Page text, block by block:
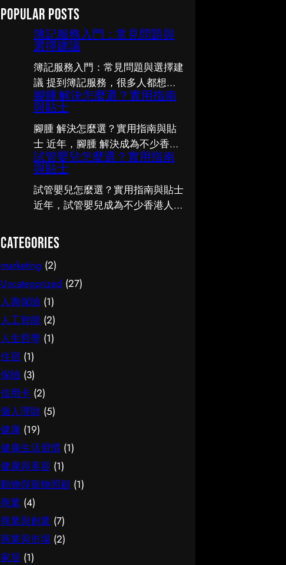
r
Popular Posts
簿記服務入門：常見問題與
選擇建議
簿記服務入門：常見問題與選擇建
議 提到簿記服務，很多人都想了
解多一點，卻不知從何入手。市面
上資訊繁多，真假難辨。以下整理
了幾個值得留意的重點，希望能幫
助你更清晰地掌握簿記服務的相關
知識。 事前要留意甚麼 在做決定
之前，有幾點值得特別留意。首
先，每個人的情況不盡相同，適合
別人的未必適合自己；其次，資訊
疑問，諮詢相關範疇的專業人士，
往往能得到更貼合個人需要的建
議。 聰明選擇的方法 幾個簡單的
方法，能幫你少走冤枉路：先設定
清晰的目標與預算、收集足夠的資
料再比較，以及保留彈性以應對變
化。把這些習慣養成，做選擇時自
然更得心應手。 因應需要選擇 不
同的情境，對簿記服務的要求也不
一樣。先想清楚自己最常遇到的情
況與優先考量，再作選擇，就能避
免買了用不上、或選了不合適的尷
尬，讓每一分付出都用得其所。
如何選擇 在考慮簿記服務時，建
議從自己的實際需要出發，比較不
同選擇的特點與條件，而非單看價
錢或表面資訊。多參考可靠來源、
細閱詳情，有助找到最切合需要的
方案。想進一步了解相關資訊，可
以參考簿記服務，當中有更詳細的
介紹。 簿記服務是甚麼 要真正掌
握簿記服務，第一步是建立正確的
腳腫 解決怎麼選？實用指南
與貼士
腳腫 解決怎麼選？實用指南與貼
士 近年，腳腫 解決成為不少香港
人關注的話題。無論是出於實際需
要還是興趣，先對它有基本認識，
都有助我們作出更明智的決定。這
篇文章會從不同角度，和大家分享
重要性 認真了解腳腫 解決的好處
顯而易見：當你清楚自己面對的選
擇與條件，便更容易避開常見的陷
阱，把時間與資源花在真正合適的
地方，這也是做足功課的價值所
在。 事前要留意甚麼 在做決定之
前，有幾點值得特別留意。首先，
每個人的情況不盡相同，適合別人
的未必適合自己；其次，資訊來源
是否可靠同樣關鍵。如有任何疑
問，諮詢相關範疇的專業人士，往
往能得到更貼合個人需要的建議。
聰明選擇的方法 幾個簡單的方
法，能幫你少走冤枉路：先設定清
晰的目標與預算、收集足夠的資料
再比較，以及保留彈性以應對變
化。把這些習慣養成，做選擇時自
然更得心應手。 因應需要選擇 不
同的情境，對腳腫 解決的要求也
不一樣。先想清楚自己最常遇到的
情況與優先考量，再作選擇，就能
避免買了用不上、或選了不合適的
試管嬰兒怎麼選？實用指南
與貼士
試管嬰兒怎麼選？實用指南與貼士
近年，試管嬰兒成為不少香港人關
是興趣，先對它有基本認識，都有
助我們作出更明智的決定。這篇文
章會從不同角度，和大家分享關於
試管嬰兒的實用資訊。 它的重要
性 認真了解試管嬰兒的好處顯而
易見：當你清楚自己面對的選擇與
條件，便更容易避開常見的陷阱，
把時間與資源花在真正合適的地
方，這也是做足功課的價值所在。
事前要留意甚麼 在做決定之前，
有幾點值得特別留意。首先，每個
人的情況不盡相同，適合別人的未
必適合自己；其次，資訊來源是否
可靠同樣關鍵。如有任何疑問，諮
詢相關範疇的專業人士，往往能得
到更貼合個人需要的建議。 聰明
選擇的方法 幾個簡單的方法，能
幫你少走冤枉路：先設定清晰的目
標與預算、收集足夠的資料再比
較，以及保留彈性以應對變化。把
這些習慣養成，做選擇時自然更得
心應手。 因應需要選擇 不同的情
Categories
marketing (2)
Uncategorized (27)
人壽保險 (1)
人工智能 (2)
人生哲學 (1)
住宿 (1)
保險 (3)
信用卡 (2)
個人理財 (5)
健康 (19)
健康生活習慣 (1)
健康與美容 (1)
動物與寵物照顧 (1)
商業 (4)
商業與創業 (7)
商業與市場 (2)
家居 (1)